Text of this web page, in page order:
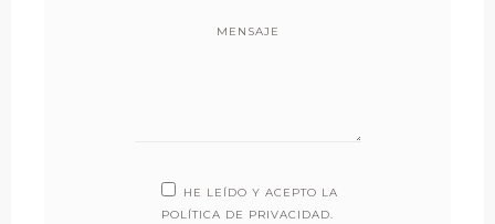
MENSAJE
HE LEÍDO Y ACEPTO LA
POLÍTICA DE PRIVACIDAD.